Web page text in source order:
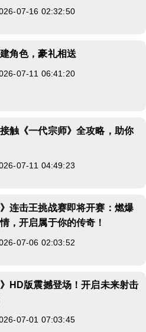
07-16 02:32:50
建角色，豪礼相送
07-11 06:41:20
触《一代宗师》全攻略，助你
07-11 04:49:23
》连击王挑战赛即将开赛：燃爆
，开启属于你的传奇！
07-06 02:03:52
》HD版震撼登场！开启未来射击
07-01 07:03:45